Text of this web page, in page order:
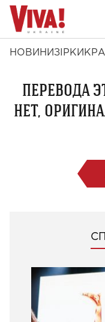
НОВИНИ ЗІРКИ
ПЕРЕВОДА
НЕТ,